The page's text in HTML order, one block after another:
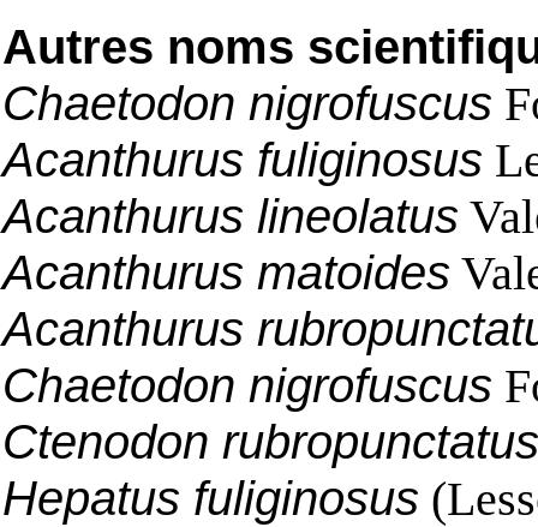
Autres noms
Chaetodon nigrofuscus
Acanthurus fuliginosus
Acanthurus lineolatus
Acanthurus matoides
Acanthurus
Chaetodon nigrofuscus
Ctenodon rubropunctatus
Hepatus fuliginosus